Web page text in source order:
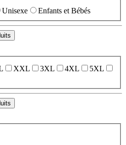
Unisexe Enfants et Bébés
XXL 3XL 4XL
5XL